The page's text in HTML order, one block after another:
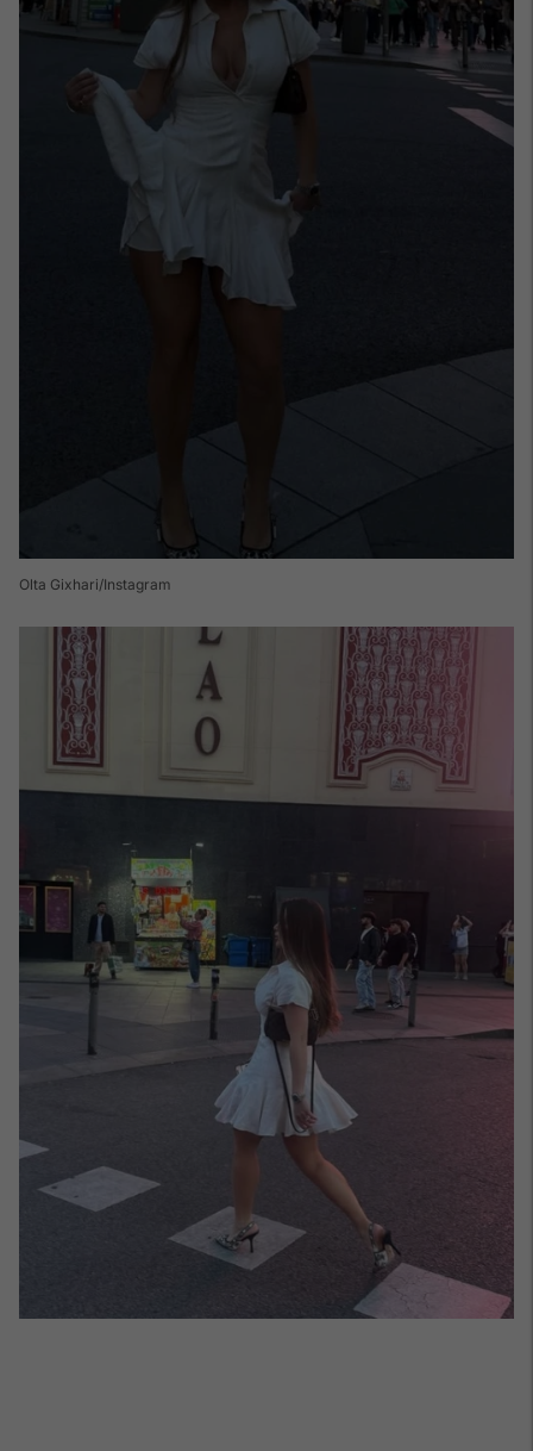
Olta Gixhari/Instagram